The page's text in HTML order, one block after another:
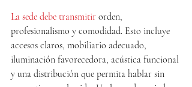
La sede debe transmitir orden,
profesionalismo y comodidad. Esto incluye
accesos claros, mobiliario adecuado,
iluminación favorecedora, acústica funcional
y una distribución que permita hablar sin